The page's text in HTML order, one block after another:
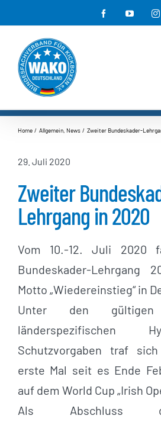
Inhalt
springen
FacebookYouTube
Home Allgemein News Zweiter Bundeskader-
29. Juli 2020
Zweiter
Lehrgang in 2020
Vom 10.-12. Juli 2020
Bundeskader-Lehrgang
Motto „Wiedereinstieg“ in
Unter den
länderspezifischen
Schutzvorgaben traf
erste Mal seit es Ende
auf dem World Cup „Irish
Als Abschluss